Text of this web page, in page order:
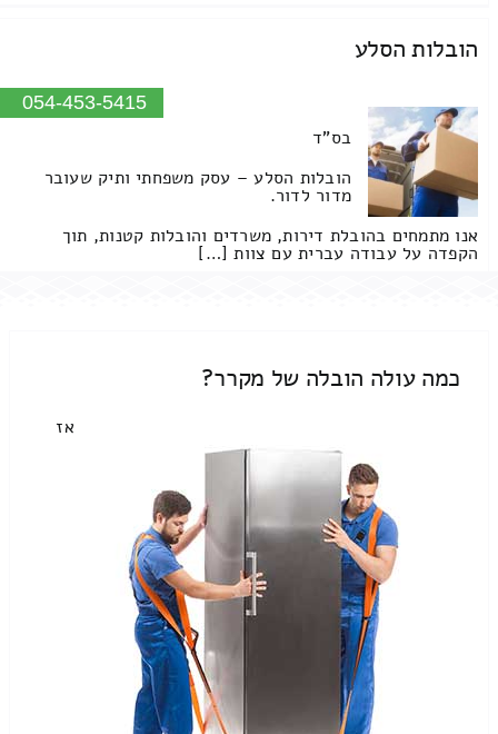
הובלות הסלע
054-453-5415
בס"ד
הובלות הסלע – עסק משפחתי ותיק שעובר
מדור לדור.
אנו מתמחים בהובלת דירות, משרדים והובלות קטנות, תוך
הקפדה על עבודה עברית עם צוות […]
כמה עולה הובלה של מקרר?
אז